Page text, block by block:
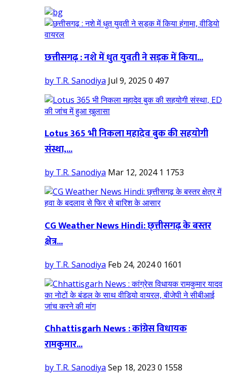
छत्तीसगढ़ : नशे में धुत युवती ने सड़क में किया...
by T.R. Sanodiya Jul 9, 2025 0 497
Lotus 365 भी निकला महादेव बुक की सहयोगी
संस्था,...
by T.R. Sanodiya Mar 12, 2024 1 1753
CG Weather News Hindi: छ्त्तीसगढ़ के बस्तर
क्षेत्र...
by T.R. Sanodiya Feb 24, 20240 1601
Chhattisgarh News : कांग्रेस विधायक
रामकुमार...
by T.R. Sanodiya Sep 18, 2023 0 1558